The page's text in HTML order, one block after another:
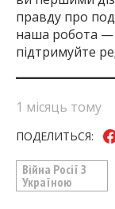
правду про
наша робота —
підтримуйте
1 місяць тому
ПОДЕЛИТЬСЯ:
Війна Росії З
Україною